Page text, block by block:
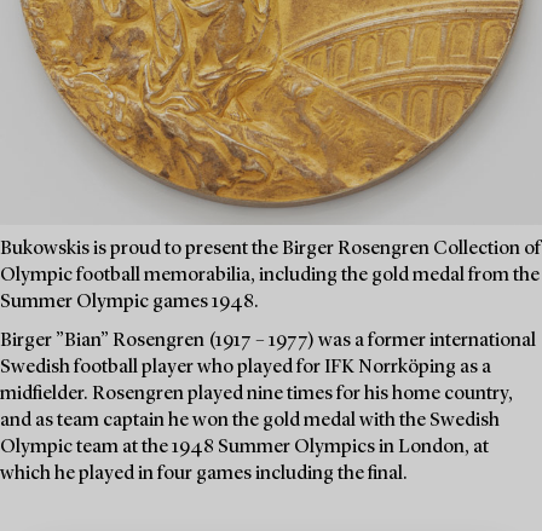
Bukowskis is proud to present the Birger Rosengren Collection of
Olympic football memorabilia, including the gold medal from the
Summer Olympic games 1948.
Birger ”Bian” Rosengren (1917 – 1977) was a former international
Swedish football player who played for IFK Norrköping as a
midfielder. Rosengren played nine times for his home country,
and as team captain he won the gold medal with the Swedish
Olympic team at the 1948 Summer Olympics in London, at
which he played in four games including the final.